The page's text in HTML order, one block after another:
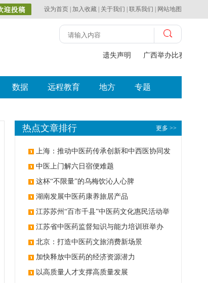
设为首页 加入收藏 关于我们 联系我们 网站地图
遗失声明 广西举办比赛探索
数据 远程教育 地方 专题
更多 >>
热点文章排行
上海：推动中医药传承创新和中西医协同发
展 中医上门解六日宿便难题
这杯“不限量”的乌梅饮沁人心脾
湖南发展中医药康养旅居产品
江苏苏州“百市千县”中医药文化惠民活动举
办 江苏省中医药监督知识与能力培训班举办
北京：打造中医药文旅消费新场景
加快释放中医药的经济资源潜力
以高质量人才支撑高质量发展